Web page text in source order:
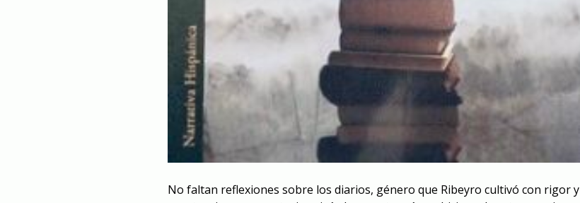
No faltan reflexiones sobre los diarios, género que Ribeyro cultivó con rigor y